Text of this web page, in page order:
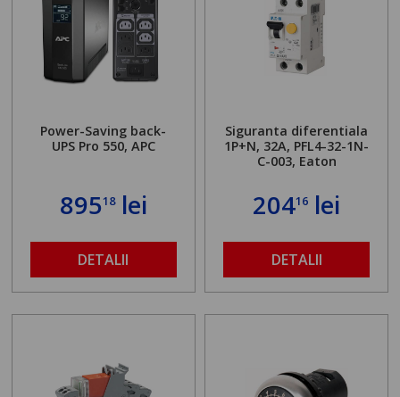
Power-Saving back-
UPS Pro 550, APC
89518lei
DETALII
Siguranta diferentiala
1P+N, 32A, PFL4-32-1N-
C-003, Eaton
20416 lei
DETALII